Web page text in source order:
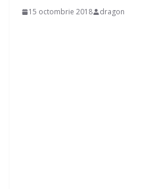
15 octombrie 2018 dragon